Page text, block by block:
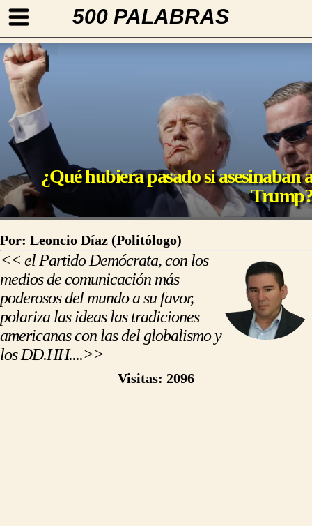
500 PALABRAS
¿Qué hubiera pasado si asesinaban
Por: Leoncio Díaz (Politólogo)
<< el Partido Demócrata, con los
medios de comunicación más
poderosos del mundo a su favor,
polariza las ideas las tradiciones
americanas con las del globalismo y
los DD.HH....>>
Visitas: 2096